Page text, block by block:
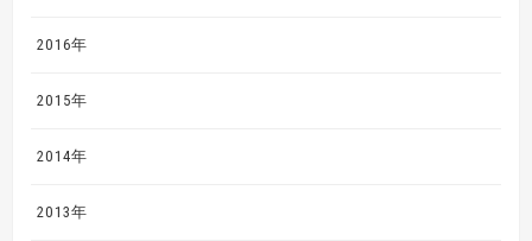
2016年
2015年
2014年
2013年